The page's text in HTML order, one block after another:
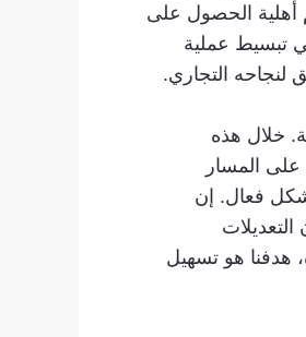
أهلية الحصول على
تبسيط عملية
لنجاحه التجاري.
خلال هذه
على المسار
فعال. إن
هدفنا هو تسهيل